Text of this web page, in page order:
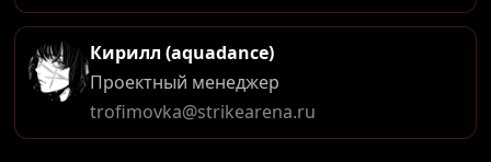
Кирилл (aquadance)
Проектный менеджер
trofimovka@strikearena.ru